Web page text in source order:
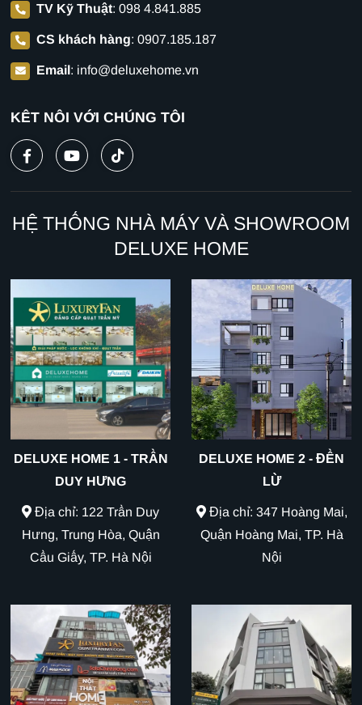
TV Kỹ Thuật: 098 4.841.885
CS khách hàng: 0907.185.187
Email: info@deluxehome.vn
KẾT NỐI VỚI CHÚNG TÔI
HỆ THỐNG NHÀ MÁY VÀ SHOWROOM
DELUXE HOME
DELUXE HOME 1 - TRẦN
DUY HƯNG
Địa chỉ: 122 Trần Duy
Hưng, Trung Hòa, Quận
Cầu Giấy, TP. Hà Nội
DELUXE HOME 2 - ĐỀN
LỪ
Địa chỉ: 347 Hoàng Mai,
Quận Hoàng Mai, TP. Hà
Nội